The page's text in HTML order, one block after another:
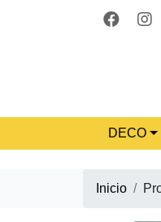
DECO
Inicio